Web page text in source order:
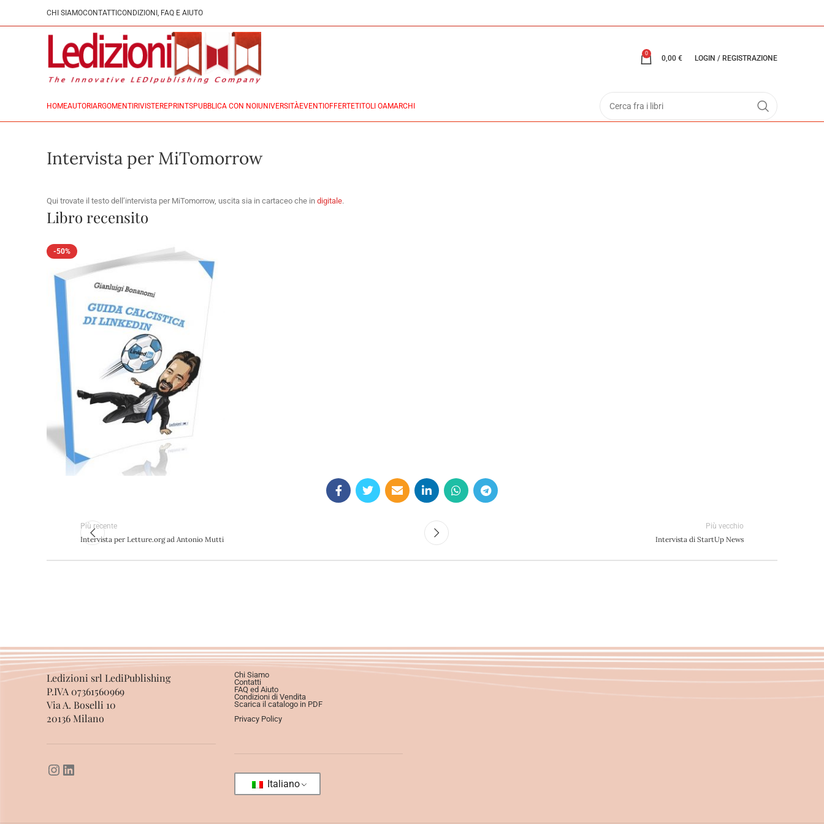
CHI SIAMOCONTATTI CONDIZIONI, FAQ E AIUTO
0
0,00 € LOGIN / REGISTRAZIONE
HOMEAUTORI ARGOMENTI RIVISTEREPRINTSPUBBLICA CON NOI UNIVERSITÀEVENTI OFFERTETITOLI OAMARCHI
Intervista per MiTomorrow
Qui trovate il testo dell’intervista per MiTomorrow, uscita sia in cartaceo che in digitale.
Libro recensito
-50%
CartaceoeBook in ePub
6,99€ 9,00 €
Scegli
Più recente
Intervista per Letture.org ad Antonio Mutti
Più vecchio
Intervista di StartUp News
Ledizioni srl LediPublishing
P.IVA 07361560969
Via A. Boselli 10
20136 Milano
Chi Siamo
Contatti
FAQ ed Aiuto
Condizioni di Vendita
Scarica il catalogo in PDF
Privacy Policy
Italiano